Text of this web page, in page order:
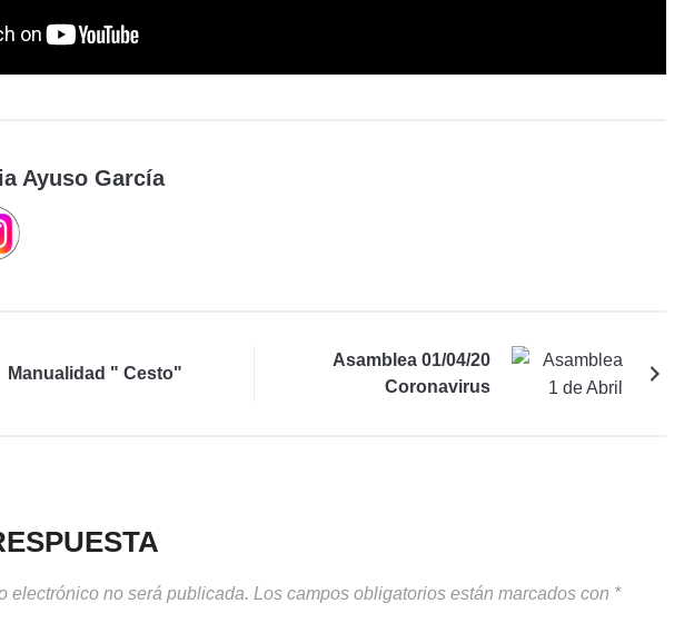
Ayuso García
Manualidad " Cesto"
Asamblea 01/04/20
Coronavirus
electrónico no será publicada. Los campos obligatorios están marcados con *